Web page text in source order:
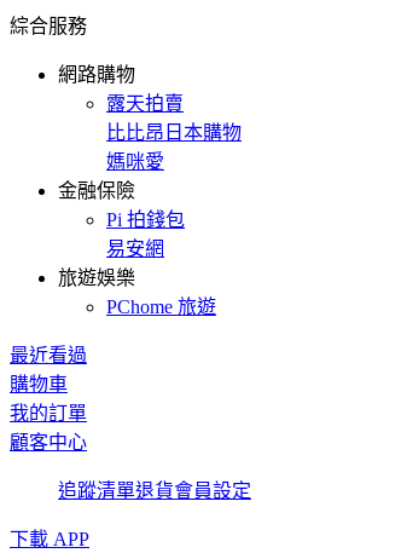
綜合服務
網路購物
露天拍賣
比比昂日本購物
媽咪愛
金融保險
Pi 拍錢包
易安網
旅遊娛樂
PChome 旅遊
最近看過
購物車
我的訂單
顧客中心
追蹤清單退貨會員設定
下載 APP